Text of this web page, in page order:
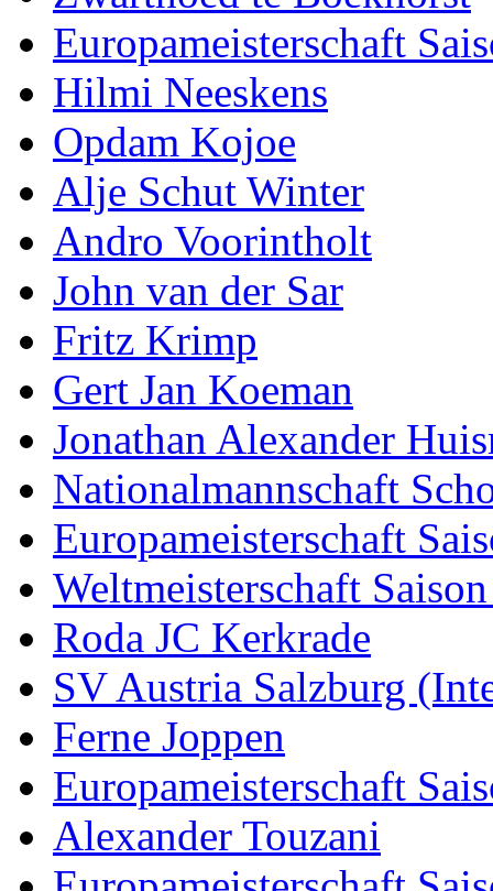
Europameisterschaft
Hilmi Neeskens
Opdam Kojoe
Alje Schut Winter
Andro Voorintholt
John van der Sar
Fritz Krimp
Gert Jan Koeman
Jonathan Alexander
Nationalmannschaft
Europameisterschaft
Weltmeisterschaft
Roda JC Kerkrade
SV Austria Salzburg
Ferne Joppen
Europameisterschaft
Alexander Touzani